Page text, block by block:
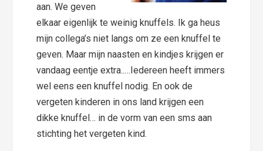
aan. We geven
elkaar eigenlijk te weinig knuffels. Ik ga heus
mijn collega’s niet langs om ze een knuffel te
geven. Maar mijn naasten en kindjes krijgen er
vandaag eentje extra..…Iedereen heeft immers
wel eens een knuffel nodig. En ook de
vergeten kinderen in ons land krijgen een
dikke knuffel… in de vorm van een sms aan
stichting het vergeten kind.